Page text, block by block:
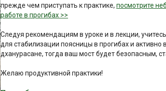
прежде чем приступать к практике, посмотрите
работе в прогибах >>
Следуя рекомендациям в уроке и в лекции,
для стабилизации поясницы в прогибах и активно
дханурасане, тогда ваш мост будет безопасным,
Желаю продуктивной практики!